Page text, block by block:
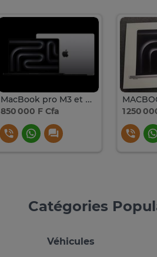
MacBook pro M3 et M4 2025
850 000 F Cfa
1 250
Catégories
Véhicules